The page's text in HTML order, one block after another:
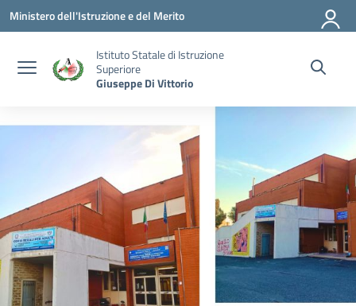
Vai ai contenuti
Vai al menu di navigazione
Vai al footer
Ministero dell'Istruzione e del Merito
Istituto Statale di Istruzione
Superiore
Giuseppe Di Vittorio